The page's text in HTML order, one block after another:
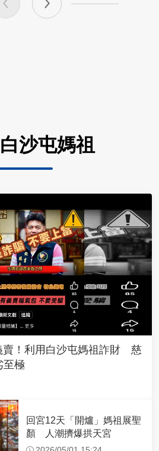
沙屯媽祖
賣！利用白沙屯媽祖詐財 慈
至極
回宮12天「開爐」媽祖展聖
顏 人潮擠爆拱天宮